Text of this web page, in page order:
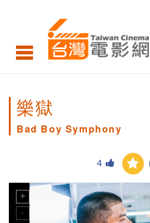
樂獄
Bad Boy Symphony
4